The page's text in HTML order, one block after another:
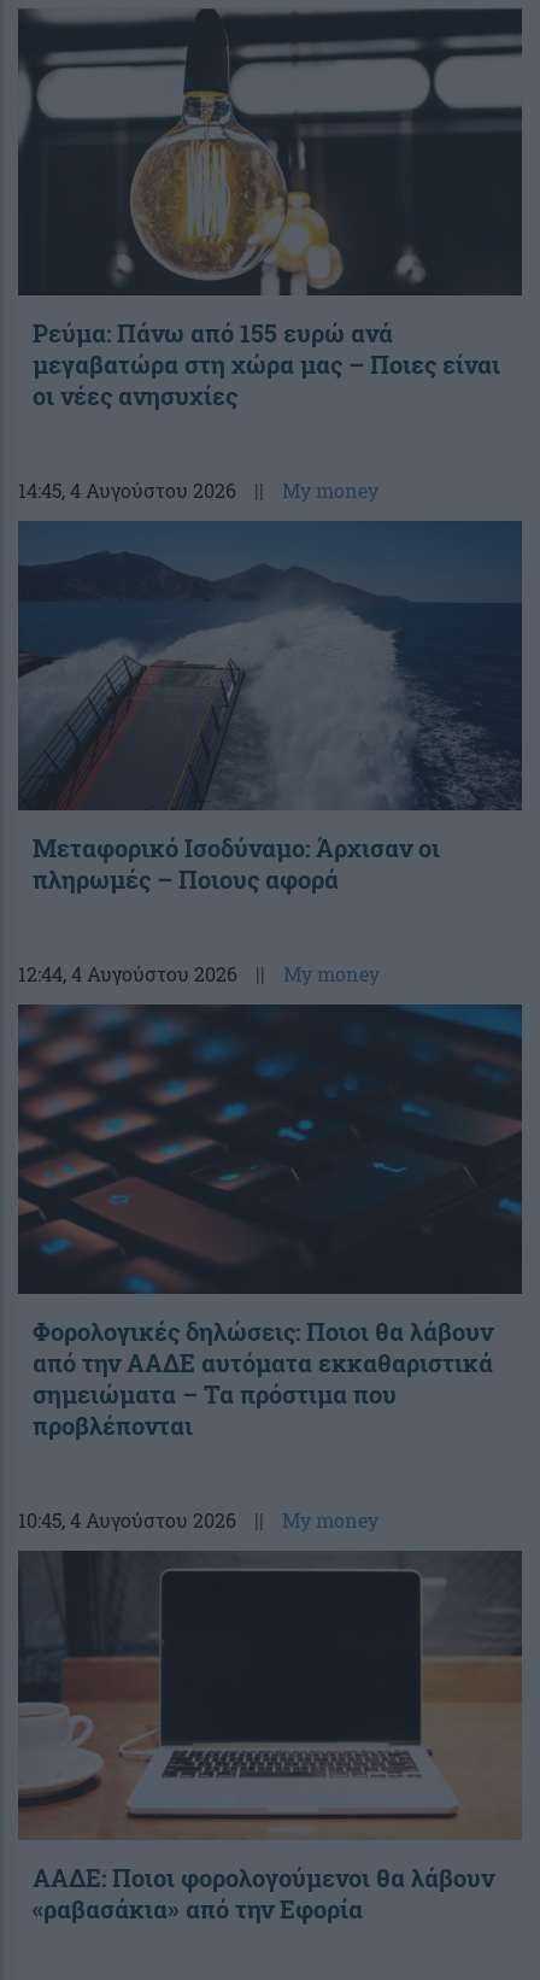
Ρεύμα: Πάνω από 155 ευρώ ανά
μεγαβατώρα στη χώρα μας – Ποιες είναι
οι νέες ανησυχίες
14:45, 4 Αυγούστου 2026 || My money
Μεταφορικό Ισοδύναμο: Άρχισαν οι
πληρωμές – Ποιους αφορά
12:44, 4 Αυγούστου 2026 || My money
Φορολογικές δηλώσεις: Ποιοι θα λάβουν
από την ΑΑΔΕ αυτόματα εκκαθαριστικά
σημειώματα – Τα πρόστιμα που
προβλέπονται
10:45, 4 Αυγούστου 2026 || My money
ΑΑΔΕ: Ποιοι φορολογούμενοι θα λάβουν
«ραβασάκια» από την Εφορία